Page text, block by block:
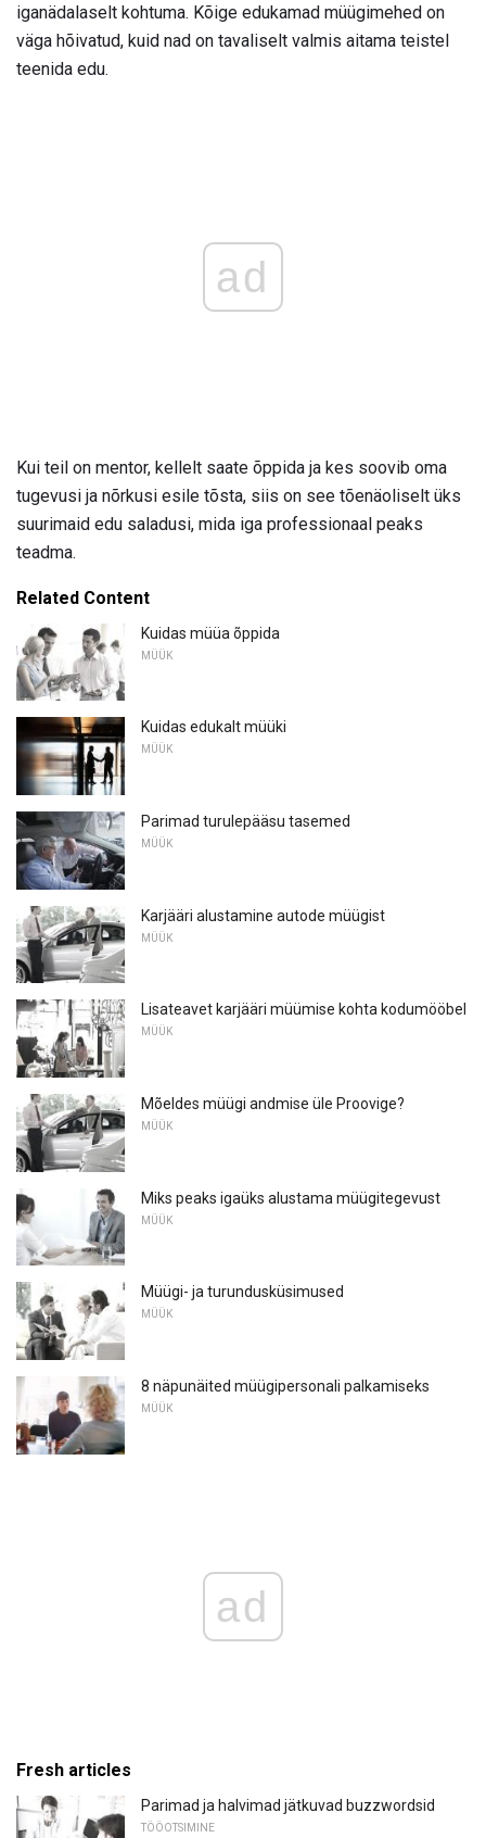
iganädalaselt kohtuma. Kõige edukamad müügimehed on
väga hõivatud, kuid nad on tavaliselt valmis aitama teistel
teenida edu.
ad
Kui teil on mentor, kellelt saate õppida ja kes soovib oma
tugevusi ja nõrkusi esile tõsta, siis on see tõenäoliselt üks
suurimaid edu saladusi, mida iga professionaal peaks
teadma.
Related Content
Kuidas müüa õppida
MÜÜK
Kuidas edukalt müüki
MÜÜK
Parimad turulepääsu tasemed
MÜÜK
Karjääri alustamine autode müügist
MÜÜK
Lisateavet karjääri müümise kohta kodumööbel
MÜÜK
Mõeldes müügi andmise üle Proovige?
MÜÜK
Miks peaks igaüks alustama müügitegevust
MÜÜK
Müügi- ja turundusküsimused
MÜÜK
8 näpunäited müügipersonali palkamiseks
MÜÜK
ad
Fresh articles
Parimad ja halvimad jätkuvad buzzwordsid
TÖÖOTSIMINE